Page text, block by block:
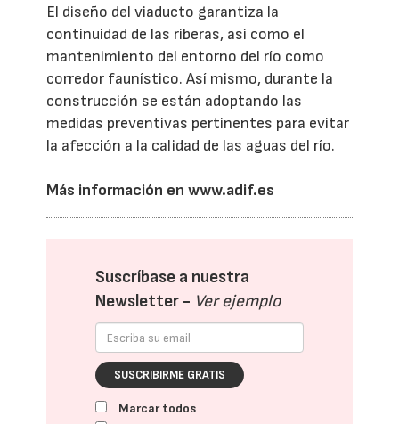
El diseño del viaducto garantiza la
continuidad de las riberas, así como el
mantenimiento del entorno del río como
corredor faunístico. Así mismo, durante la
construcción se están adoptando las
medidas preventivas pertinentes para evitar
la afección a la calidad de las aguas del río.
Más información enwww.adif.es
Suscríbase a nuestra
Newsletter - Ver ejemplo
SUSCRIBIRME GRATIS
Marcar todos